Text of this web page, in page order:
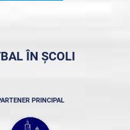
ÎN ȘCOLI
PRINCIPAL